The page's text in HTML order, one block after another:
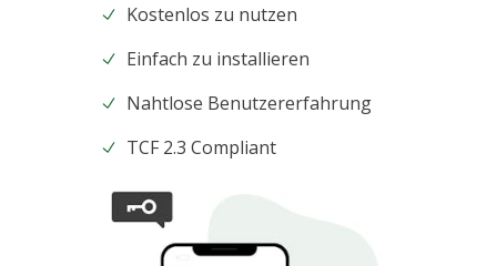
Kostenlos zu nutzen
Einfach zu installieren
Nahtlose Benutzererfahrung
TCF 2.3 Compliant